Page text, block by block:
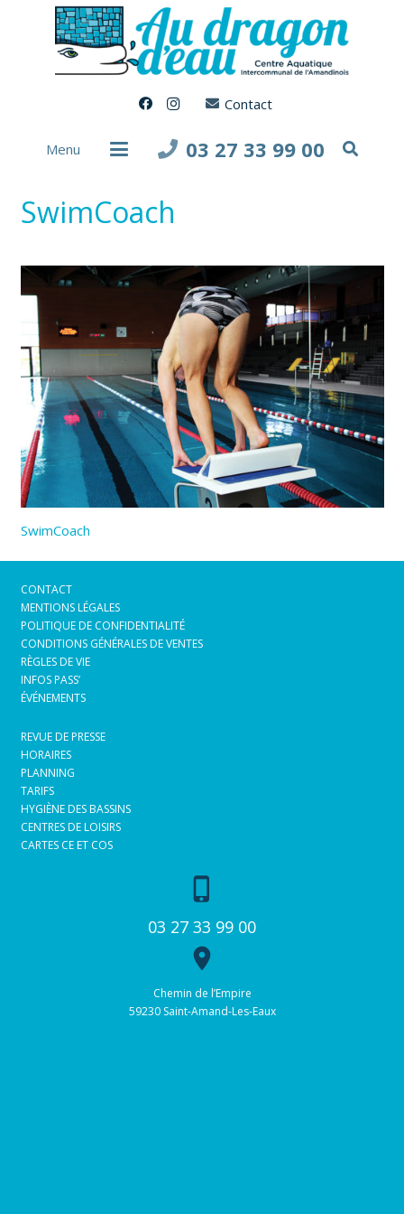
Contact
Menu 03 27 33 99 00
SwimCoach
SwimCoach
CONTACT
MENTIONS LÉGALES
POLITIQUE DE CONFIDENTIALITÉ
CONDITIONS GÉNÉRALES DE VENTES
RÈGLES DE VIE
INFOS PASS’
ÉVÉNEMENTS
REVUE DE PRESSE
HORAIRES
PLANNING
TARIFS
HYGIÈNE DES BASSINS
CENTRES DE LOISIRS
CARTES CE ET COS
phone_iphone
03 27 33 99 00
place
Chemin de l’Empire
59230 Saint-Amand-Les-Eaux